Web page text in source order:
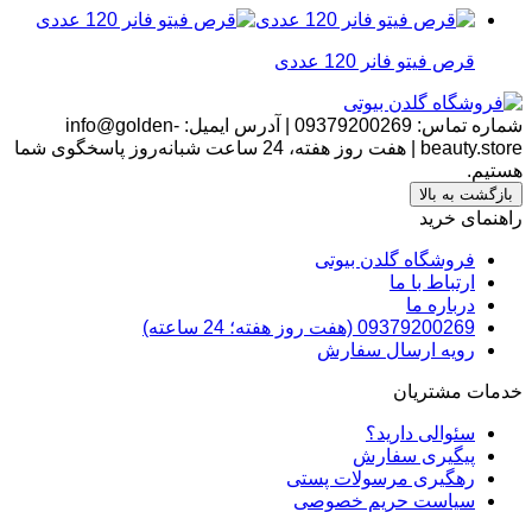
قرص فیتو فانر 120 عددی
شماره تماس: 09379200269 آدرس ایمیل: info@golden-
beauty.store
هفت روز هفته، 24 ساعت شبانه‌روز پاسخگوی شما
هستیم.
بازگشت به بالا
راهنمای خرید
فروشگاه گلدن بیوتی
ارتباط با ما
درباره ما
09379200269 (هفت روز هفته؛ 24 ساعته)
رویه ارسال سفارش
خدمات مشتریان
سئوالی دارید؟
پیگیری سفارش
رهگیری مرسولات پستی
سیاست حریم خصوصی